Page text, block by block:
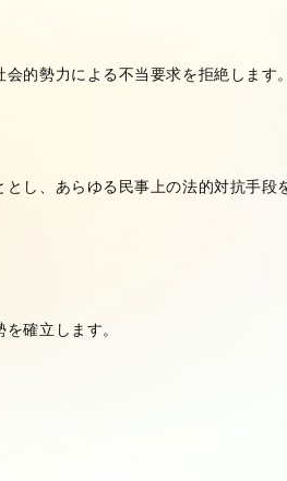
的勢力による不当要求を拒絶します
し、あらゆる民事上の法的対抗手段
確立します。